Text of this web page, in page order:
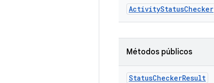
ActivityStatusChecker
Métodos públicos
StatusCheckerResult